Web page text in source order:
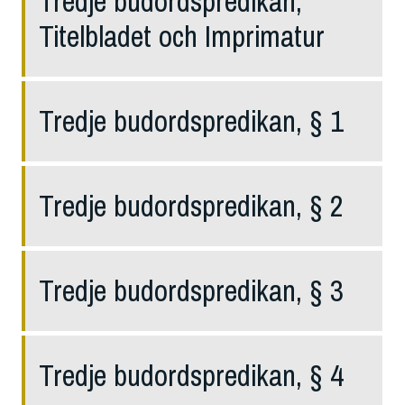
Titelbladet och Imprimatur
Tredje budordspredikan, § 1
Tredje budordspredikan, § 2
Tredje budordspredikan, § 3
Tredje budordspredikan, § 4